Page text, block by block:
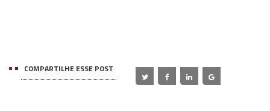
COMPARTILHE ESSE POST